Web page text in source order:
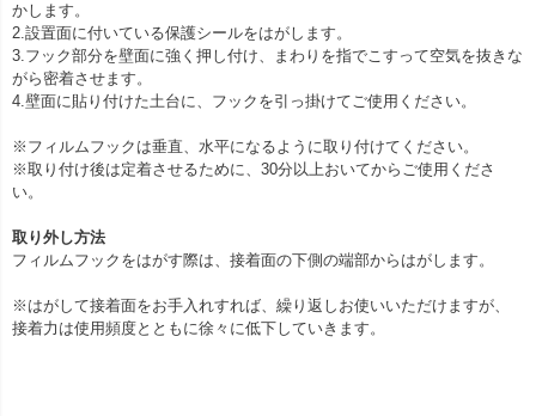
かします。
2.設置面に付いている保護シールをはがします。
3.フック部分を壁面に強く押し付け、まわりを指でこすって空気を抜きな
がら密着させます。
4.壁面に貼り付けた土台に、フックを引っ掛けてご使用ください。
※フィルムフックは垂直、水平になるように取り付けてください。
※取り付け後は定着させるために、30分以上おいてからご使用くださ
い。
取り外し方法
フィルムフックをはがす際は、接着面の下側の端部からはがします。
※はがして接着面をお手入れすれば、繰り返しお使いいただけますが、
接着力は使用頻度とともに徐々に低下していきます。